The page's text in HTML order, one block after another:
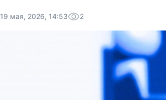
19 мая, 2026, 14:53 2